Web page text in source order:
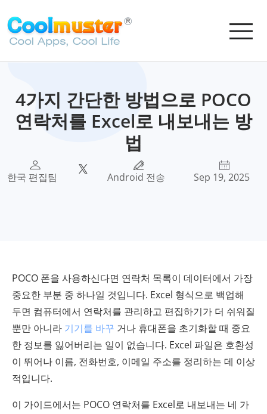
4가지 간단한 방법으로 POCO
연락처를 Excel로 내보내는 방
법
한국 편집팀 Android 전송 Sep 19, 2025
POCO 폰을 사용하신다면 연락처 목록이 데이터에서 가장
중요한 부분 중 하나일 것입니다. Excel 형식으로 백업해
두면 컴퓨터에서 연락처를 관리하고 편집하기가 더 쉬워질
뿐만 아니라 기기를 바꾸 거나 휴대폰을 초기화할 때 중요
한 정보를 잃어버리는 일이 없습니다. Excel 파일은 호환성
이 뛰어나 이름, 전화번호, 이메일 주소를 정리하는 데 이상
적입니다.
이 가이드에서는 POCO 연락처를 Excel로 내보내는 네 가